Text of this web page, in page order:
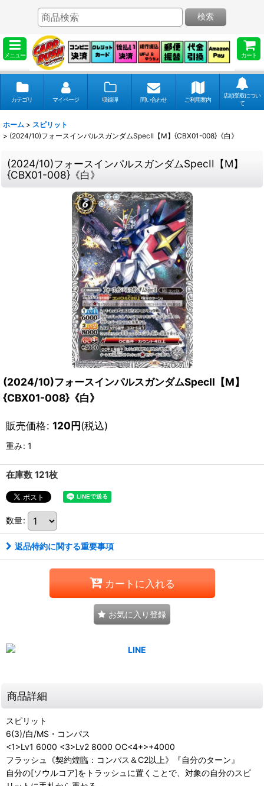
メニュー カート
検索
カテゴリ マイページ 収録弾 問い合わせ ご利用案内
店頭受取につい
て
ホーム > スピリット
> (2024/10)フォースインパルスガンダムSpecII【M】{CBX01-008}《白》
(2024/10)フォースインパルスガンダムSpecII【M】
{CBX01-008}《白》
(2024/10)フォースインパルスガンダムSpecII【M】
{CBX01-008}《白》
販売価格: 120円(税込)
重み: 1
在庫数 121枚
数量:
返品特約に関する重要事項
カートに入れる
お気に入り登録
商品詳細
スピリット
6(3)/白/MS・コンパス
<1>Lv1 6000 <3>Lv2 8000 OC<4+>+4000
フラッシュ《契約煌臨：コンパス＆C2以上》『自分のターン』
自分の[ソウルコア]をトラッシュに置くことで、対象の自分のスピ